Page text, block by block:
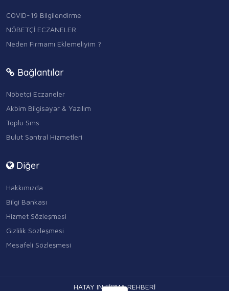
COVID-19 Bilgilendirme
NÖBETÇİ ECZANELER
Neden Firmamı Eklemeliyim ?
Bağlantılar
Nöbetçi Eczaneler
Akbim Bilgisayar & Yazılım
Toplu Sms
Bulut Santral Hizmetleri
Diğer
Hakkımızda
Bilgi Bankası
Hizmet Sözleşmesi
Gizlilik Sözleşmesi
Mesafeli Sözleşmesi
HATAY IN FİRMA REHBERİ